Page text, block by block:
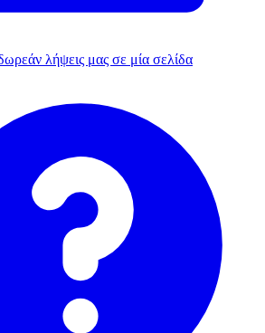
λήψεις μας σε μία σελίδα